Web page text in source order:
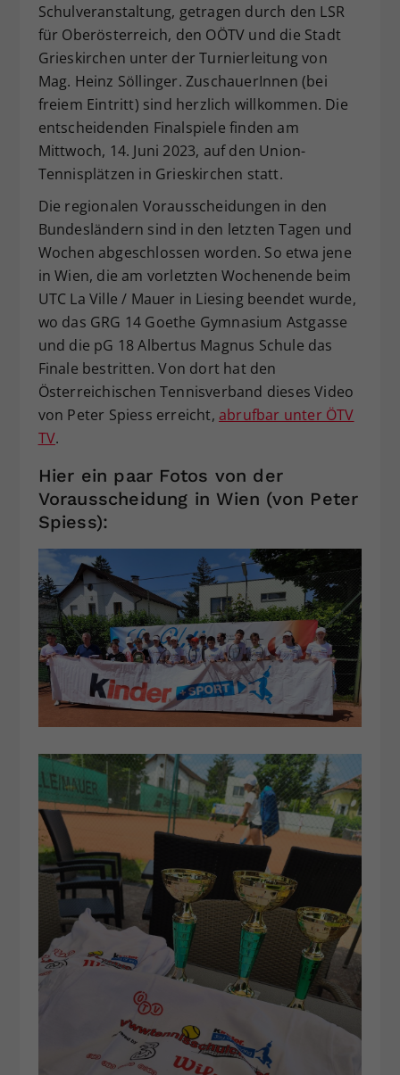
Schulveranstaltung, getragen durch den LSR
für Oberösterreich, den OÖTV und die Stadt
Grieskirchen unter der Turnierleitung von
Mag. Heinz Söllinger. ZuschauerInnen (bei
freiem Eintritt) sind herzlich willkommen. Die
entscheidenden Finalspiele finden am
Mittwoch, 14. Juni 2023, auf den Union-
Tennisplätzen in Grieskirchen statt.
Die regionalen Vorausscheidungen in den
Bundesländern sind in den letzten Tagen und
Wochen abgeschlossen worden. So etwa jene
in Wien, die am vorletzten Wochenende beim
UTC La Ville / Mauer in Liesing beendet wurde,
wo das GRG 14 Goethe Gymnasium Astgasse
und die pG 18 Albertus Magnus Schule das
Finale bestritten. Von dort hat den
Österreichischen Tennisverband dieses Video
von Peter Spiess erreicht, abrufbar unter ÖTV
TV.
Hier ein paar Fotos von der
Vorausscheidung in Wien (von Peter
Spiess):